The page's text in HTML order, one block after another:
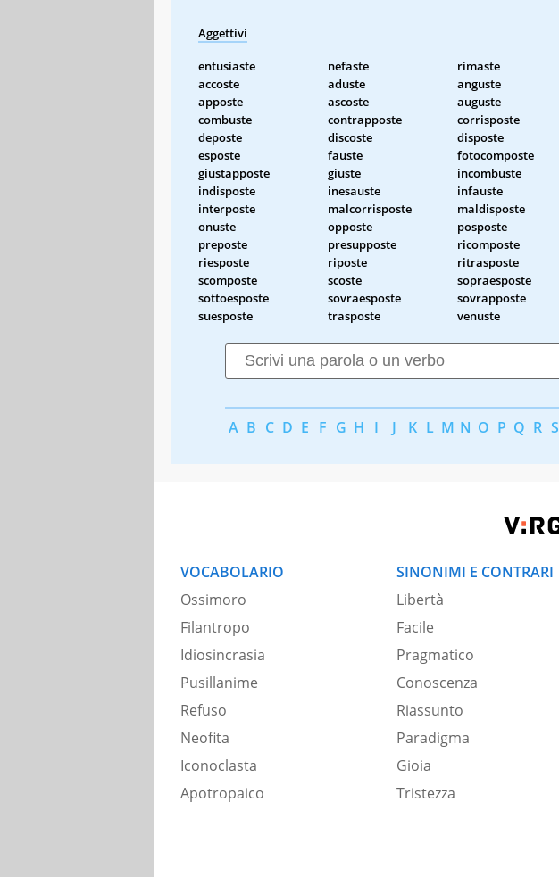
Aggettivi
entusiaste nefaste rimaste
accoste
aduste anguste
apposte
ascoste auguste
combuste
contrapposte corrisposte
deposte
discoste disposte
esposte
fauste fotocomposte
giustapposte
giuste incombuste
indisposte
inesauste infauste
interposte
malcorrisposte maldisposte
onuste
opposte posposte
preposte
presupposte ricomposte
riesposte
riposte ritrasposte
scomposte
scoste sopraesposte
sottoesposte
sovraesposte sovrapposte
suesposte
trasposte venuste
A B C D E F G H I J K L M N O P Q R S
VOCABOLARIO
Ossimoro
Filantropo
Idiosincrasia
Pusillanime
Refuso
Neofita
Iconoclasta
Apotropaico
SINONIMI E CONTRARI
Libertà
Facile
Pragmatico
Conoscenza
Riassunto
Paradigma
Gioia
Tristezza